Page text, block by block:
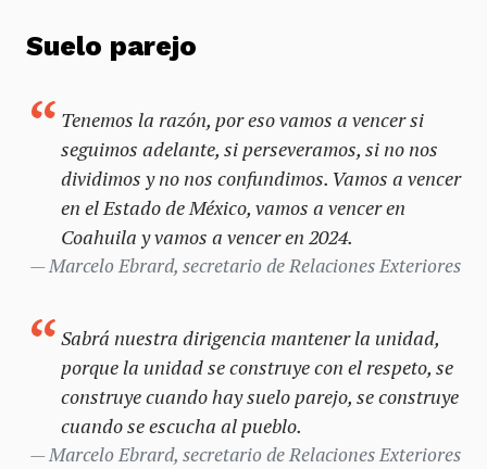
Suelo parejo
Tenemos la razón, por eso vamos a vencer si
seguimos adelante, si perseveramos, si no nos
dividimos y no nos confundimos. Vamos a vencer
en el Estado de México, vamos a vencer en
Coahuila y vamos a vencer en 2024.
Marcelo Ebrard, secretario de Relaciones Exteriores
Sabrá nuestra dirigencia mantener la unidad,
porque la unidad se construye con el respeto, se
construye cuando hay suelo parejo, se construye
cuando se escucha al pueblo.
Marcelo Ebrard, secretario de Relaciones Exteriores